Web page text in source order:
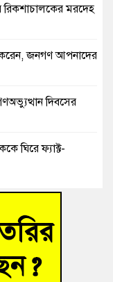
রিকশাচালকের মরদেহ
করেন, জনগণ আপনাদের
দিবসের
ঘিরে ফ্যাক্ট-
ও সংবর্ধনা
হাফিজুর রহমান